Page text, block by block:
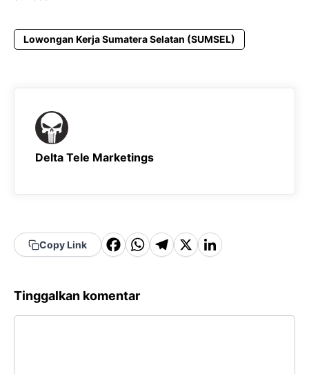
Lowongan Kerja Sumatera Selatan (SUMSEL)
Delta Tele Marketings
Copy Link
F
c
e
W
a
t
T
g
X Li
e
Tinggalkan komentar